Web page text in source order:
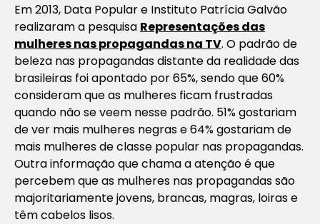
Em 2013, Data Popular e Instituto Patrícia Galvão
realizaram a pesquisa Representações das
mulheres nas propagandas na TV. O padrão de
beleza nas propagandas distante da realidade das
brasileiras foi apontado por 65%, sendo que 60%
consideram que as mulheres ficam frustradas
quando não se veem nesse padrão. 51% gostariam
de ver mais mulheres negras e 64% gostariam de
mais mulheres de classe popular nas propagandas.
Outra informação que chama a atenção é que
percebem que as mulheres nas propagandas são
majoritariamente jovens, brancas, magras, loiras e
têm cabelos lisos.